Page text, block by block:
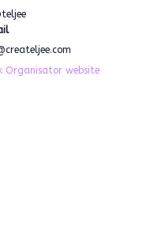
Organisator website